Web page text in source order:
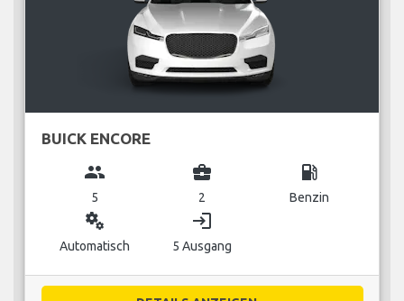
BUICK ENCORE
group
5
business_center
2
local_gas_station
Benzin
miscellaneous_services
Automatisch
login
5 Ausgang